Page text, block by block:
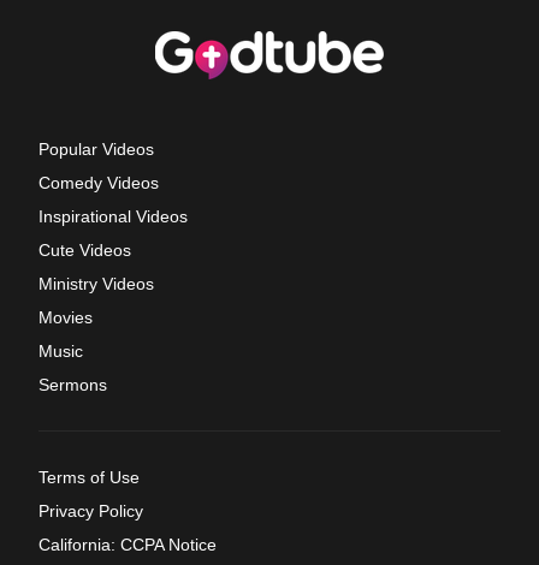
Popular Videos
Comedy Videos
Inspirational Videos
Cute Videos
Ministry Videos
Movies
Music
Sermons
Terms of Use
Privacy Policy
California: CCPA Notice